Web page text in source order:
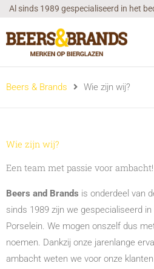
GaAl sinds 1989 gespecialiseerd in het
Beers & Brands Wie zijn wij?
Wie zijn wij?
Een team met passie voor ambacht!
Beers and Brands is onderdeel van
sinds 1989 zijn we gespecialiseerd
Porselein. We mogen onszelf dus
noemen. Dankzij onze jarenlange
ambacht weten we voor onze